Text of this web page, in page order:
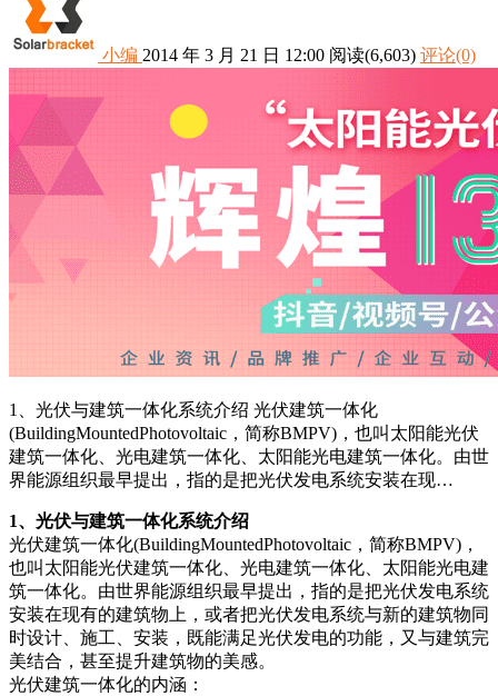
小编 2014 年 3 月 21 日 12:00 阅读(6,603) 评论(0)
1、光伏与建筑一体化系统介绍 光伏建筑一体化
(BuildingMountedPhotovoltaic，简称BMPV)，也叫太阳能光伏
建筑一体化、光电建筑一体化、太阳能光电建筑一体化。由世
界能源组织最早提出，指的是把光伏发电系统安装在现…
1、光伏与建筑一体化系统介绍
光伏建筑一体化(BuildingMountedPhotovoltaic，简称BMPV)，
也叫太阳能光伏建筑一体化、光电建筑一体化、太阳能光电建
筑一体化。由世界能源组织最早提出，指的是把光伏发电系统
安装在现有的建筑物上，或者把光伏发电系统与新的建筑物同
时设计、施工、安装，既能满足光伏发电的功能，又与建筑完
美结合，甚至提升建筑物的美感。
光伏建筑一体化的内涵：